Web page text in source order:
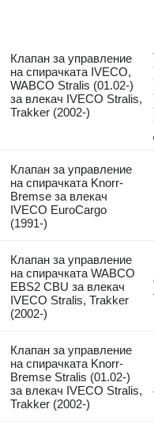
Клапан за управление
на спирачката IVECO,
WABCO Stralis (01.02-)
за влекач IVECO Stralis,
Trakker (2002-)
Клапан за управление
на спирачката Knorr-
Bremse за влекач
IVECO EuroCargo
(1991-)
Клапан за управление
на спирачката WABCO
EBS2 CBU за влекач
IVECO Stralis, Trakker
(2002-)
Клапан за управление
на спирачката Knorr-
Bremse Stralis (01.02-)
за влекач IVECO Stralis,
Trakker (2002-)